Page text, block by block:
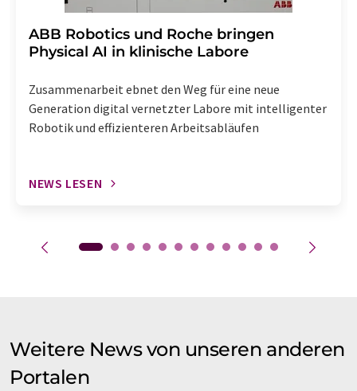
​​​​​​​ABB Robotics und Roche bringen
Physical AI in klinische Labore
Zusammenarbeit ebnet den Weg für eine neue
Generation digital vernetzter Labore mit intelligenter
Robotik und effizienteren Arbeitsabläufen
NEWS LESEN
Weitere News von unseren anderen
Portalen